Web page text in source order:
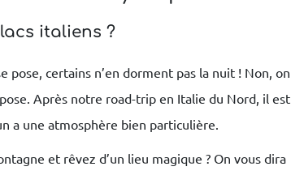
italiens ?
pose, certains n’en dorment pas la nuit ! Non, on
Après notre road-trip en Italie du Nord, il est
a une atmosphère bien particulière.
et rêvez d’un lieu magique ? On vous dira